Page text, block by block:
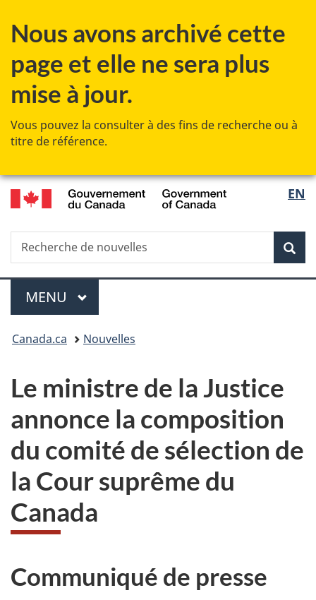
Nous avons archivé cette
page et elle ne sera plus
mise à jour.
Vous pouvez la consulter à des fins de recherche ou à
titre de référence.
au
principal
à
Au
»
à
version
de
la
EN
Recherche
Recherche
de
Menu
MENU PRINCIPAL
Vous
ici :
Canada.ca Nouvelles
Le ministre de la Justice
annonce la composition
du comité de sélection de
la Cour suprême du
Canada
Communiqué de presse